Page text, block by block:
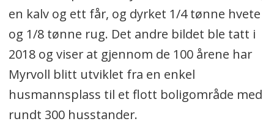
en kalv og ett får, og dyrket 1/4 tønne hvete
og 1/8 tønne rug. Det andre bildet ble tatt i
2018 og viser at gjennom de 100 årene har
Myrvoll blitt utviklet fra en enkel
husmannsplass til et flott boligområde med
rundt 300 husstander.